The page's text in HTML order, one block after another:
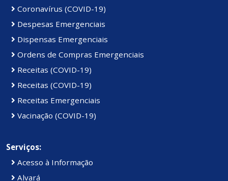
Coronavírus (COVID-19)
Despesas Emergenciais
Dispensas Emergenciais
Ordens de Compras Emergenciais
Receitas (COVID-19)
Receitas (COVID-19)
Receitas Emergenciais
Vacinação (COVID-19)
Serviços:
Acesso à Informação
Alvará